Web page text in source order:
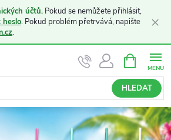
účtů. Pokud se nemůžete přihlásit,
heslo. Pokud problém přetrvává, napište
.
×
HLEDAT
NÁKUPNÍ
KOŠÍK